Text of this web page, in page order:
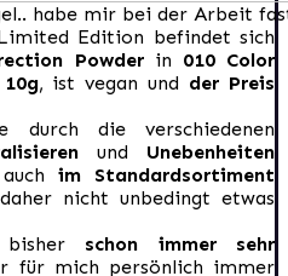
habe mir bei der Arbeit
Edition befindet sich
Powderin 010 Color
10g, ist vegan und der Preis
durch die verschiedenen
und Unebenheiten
im Standardsortiment
nicht unbedingt etwas
schon immer sehr
für mich persönlich immer